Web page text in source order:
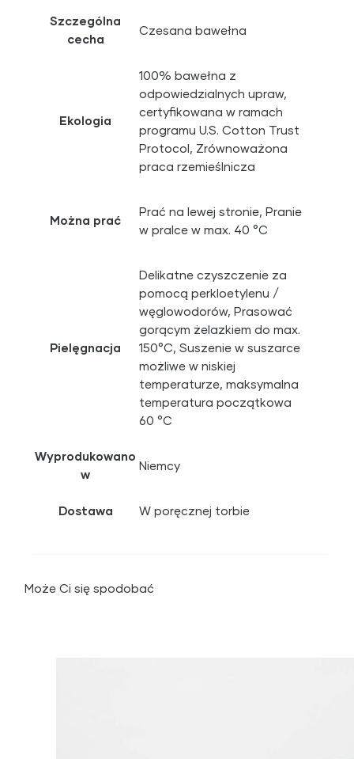
Szczególna
cecha
Czesana bawełna
Ekologia
100% bawełna z
odpowiedzialnych upraw,
certyfikowana w ramach
programu U.S. Cotton Trust
Protocol, Zrównoważona
praca rzemieślnicza
Można prać
Prać na lewej stronie, Pranie
w pralce w max. 40 °C
Pielęgnacja
Delikatne czyszczenie za
pomocą perkloetylenu /
węglowodorów, Prasować
gorącym żelazkiem do max.
150°C, Suszenie w suszarce
możliwe w niskiej
temperaturze, maksymalna
temperatura początkowa
60 °C
Wyprodukowano
w
Niemcy
Dostawa W poręcznej torbie
Może Ci się spodobać